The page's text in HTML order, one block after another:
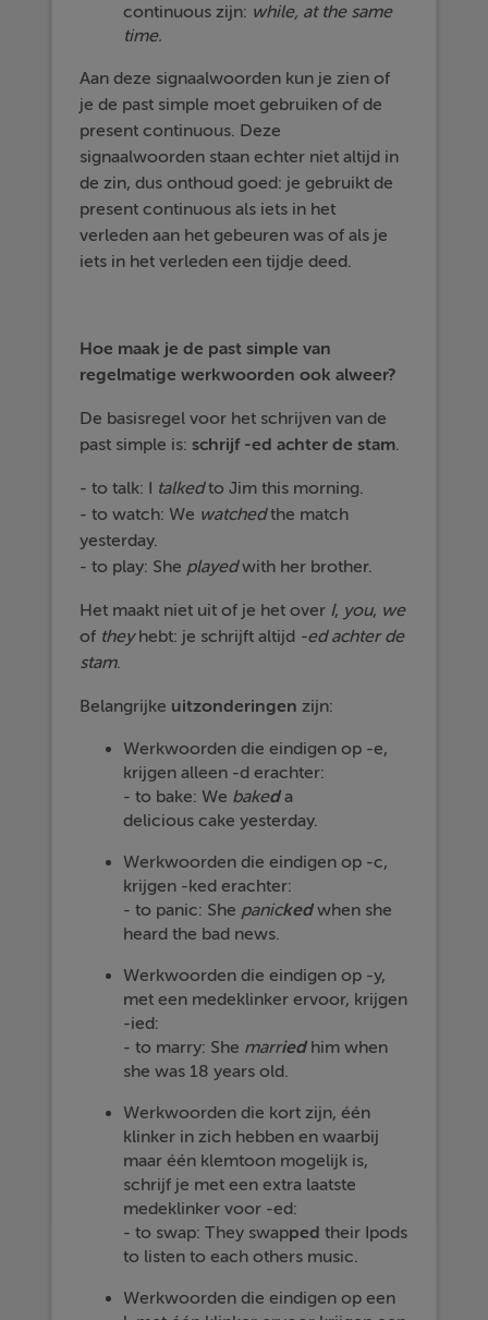
continuous zijn: while, at the same
time.
Aan deze signaalwoorden kun je zien of
je de past simple moet gebruiken of de
present continuous. Deze
signaalwoorden staan echter niet altijd in
de zin, dus onthoud goed: je gebruikt de
present continuous als iets in het
verleden aan het gebeuren was of als je
iets in het verleden een tijdje deed.
Hoe maak je de past simple van
regelmatige werkwoorden ook alweer?
De basisregel voor het schrijven van de
past simple is:schrijf -ed achter de stam.
- to talk: I talkedto Jim this morning.
- to watch: We watchedthe match
yesterday.
- to play: She playedwith her brother.
Het maakt niet uit of je het over I, you, we
of theyhebt: je schrijft altijd -ed achter de
stam.
Belangrijke uitzonderingen zijn:
Werkwoorden die eindigen op -e,
krijgen alleen -d erachter:
- to bake: We bakeda
delicious cake yesterday.
Werkwoorden die eindigen op -c,
krijgen -ked erachter:
- to panic: She panickedwhen she
heard the bad news.
Werkwoorden die eindigen op -y,
met een medeklinker ervoor, krijgen
-ied:
- to marry: She marriedhim when
she was 18 years old.
Werkwoorden die kort zijn, één
klinker in zich hebben en waarbij
maar één klemtoon mogelijk is,
schrijf je met een extra laatste
medeklinker voor -ed:
- to swap: They swapped their Ipods
to listen to each others music.
Werkwoorden die eindigen op een